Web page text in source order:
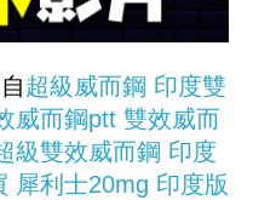
超級威而鋼 印度雙
威而鋼ptt 雙效威而
級雙效威而鋼 印度
犀利士20mg 印度版